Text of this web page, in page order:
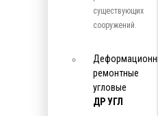
существующих
сооружений.
ремонтные
угловые
ДР УГЛ